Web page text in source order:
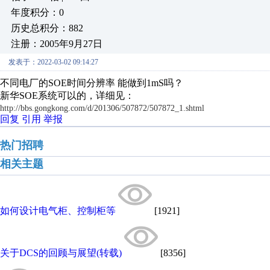
年度积分：0
历史总积分：882
注册：2005年9月27日
发表于：2022-03-02 09:14:27
不同电厂的SOE时间分辨率 能做到1mS吗？
新华SOE系统可以的，详细见：
http://bbs.gongkong.com/d/201306/507872/507872_1.shtml
回复 引用 举报
热门招聘
相关主题
如何设计电气柜、控制柜等 [1921]
关于DCS的回顾与展望(转载) [8356]